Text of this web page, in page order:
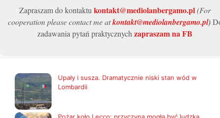
Zapraszam do kontaktukontakt@mediolanbergamo.pl(For
cooperation please contact me atkontakt@mediolanbergamo.pl)
zadawania pytań praktycznychzapraszam na FB
Upały i susza. Dramatycznie niski stan wód w
Lombardii